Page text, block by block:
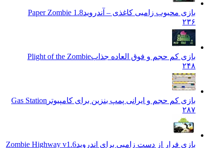
بازی محبوب زامبی کاغذی – آندرویدPaper Zombie 1.8
بازی کم حجم و فوق العاده جذابPlight of the Zombie
بازی کم حجم و ایرانی پمپ بنزین برای کامپیوترGas Station
بازی فرار از دست زامبی برای اندرویدZombie Highway v1.6